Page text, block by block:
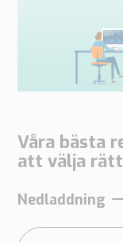
Våra bästa
att välja
Nedladdning